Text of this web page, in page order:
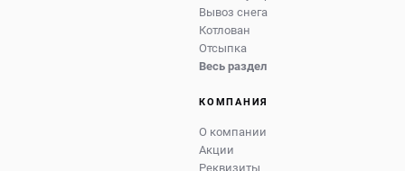
Вывоз снега
Котлован
Отсыпка
Весь раздел
КОМПАНИЯ
О компании
Акции
Реквизиты